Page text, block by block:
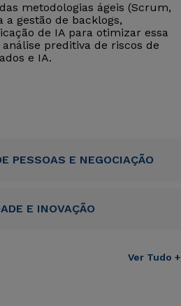
metodologias ágeis (Scrum,
gestão de backlogs,
de IA para otimizar essa
preditiva de riscos de
e IA.
PESSOAS E NEGOCIAÇÃO
E INOVAÇÃO
Ver Tudo +